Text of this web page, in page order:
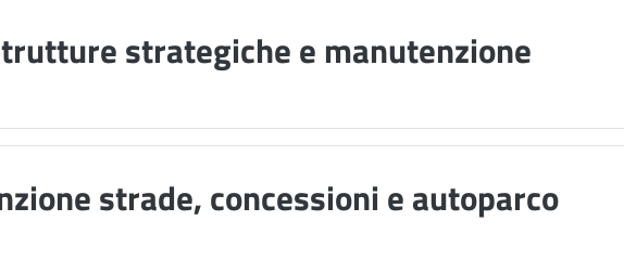
strategiche e manutenzione
strade, concessioni e autoparco